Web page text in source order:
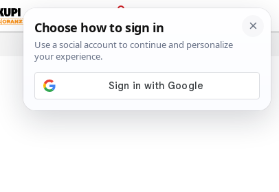
PRIJAVA